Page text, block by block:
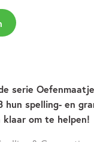
serie
hun spelling- en
om te helpen!